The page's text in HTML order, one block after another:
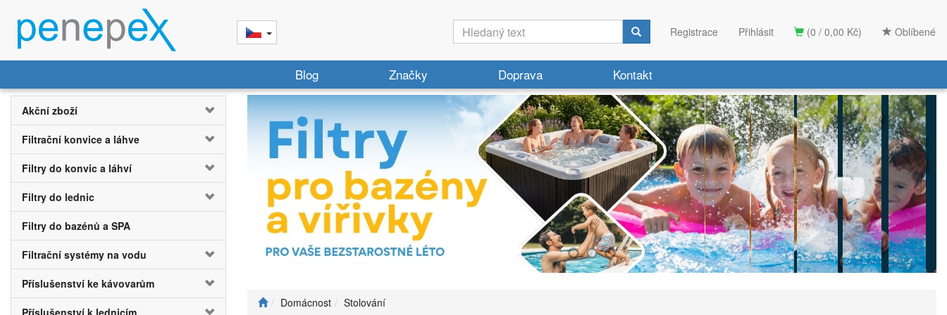
(0 / 0,00 Kč) Oblíbené
Registrace Přihlásit
Blog Značky Doprava Kontakt
Akční zboží
Filtrační konvice a láhve
Filtry do konvic a láhví
Filtry do lednic
Filtry do bazénů a SPA
Filtrační systémy na vodu
Příslušenství ke kávovarům
Příslušenství k lednicím
Domácnost Stolování